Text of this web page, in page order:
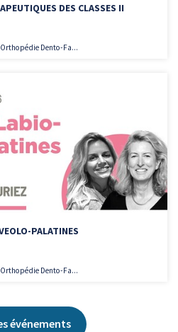
DES CLASSES II
Dento-Fa...
PALATINES
Dento-Fa...
événements